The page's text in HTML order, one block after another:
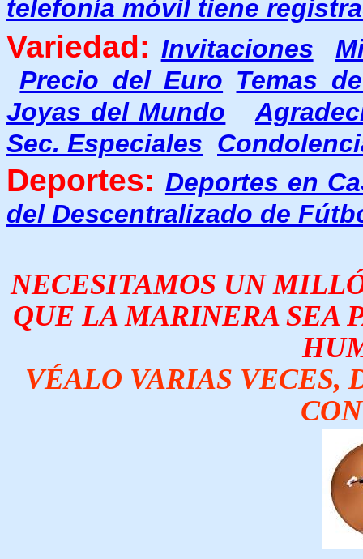
telefonía móvil tiene
Variedad: Invitaciones
Precio del Euro Temas
Joyas del Mundo
Sec. Especiales
Deportes: Deportes en
del Descentralizado de
NECESITAMOS UN
QUE LA MARINERA SEA
VÉALO VARIAS VECES,